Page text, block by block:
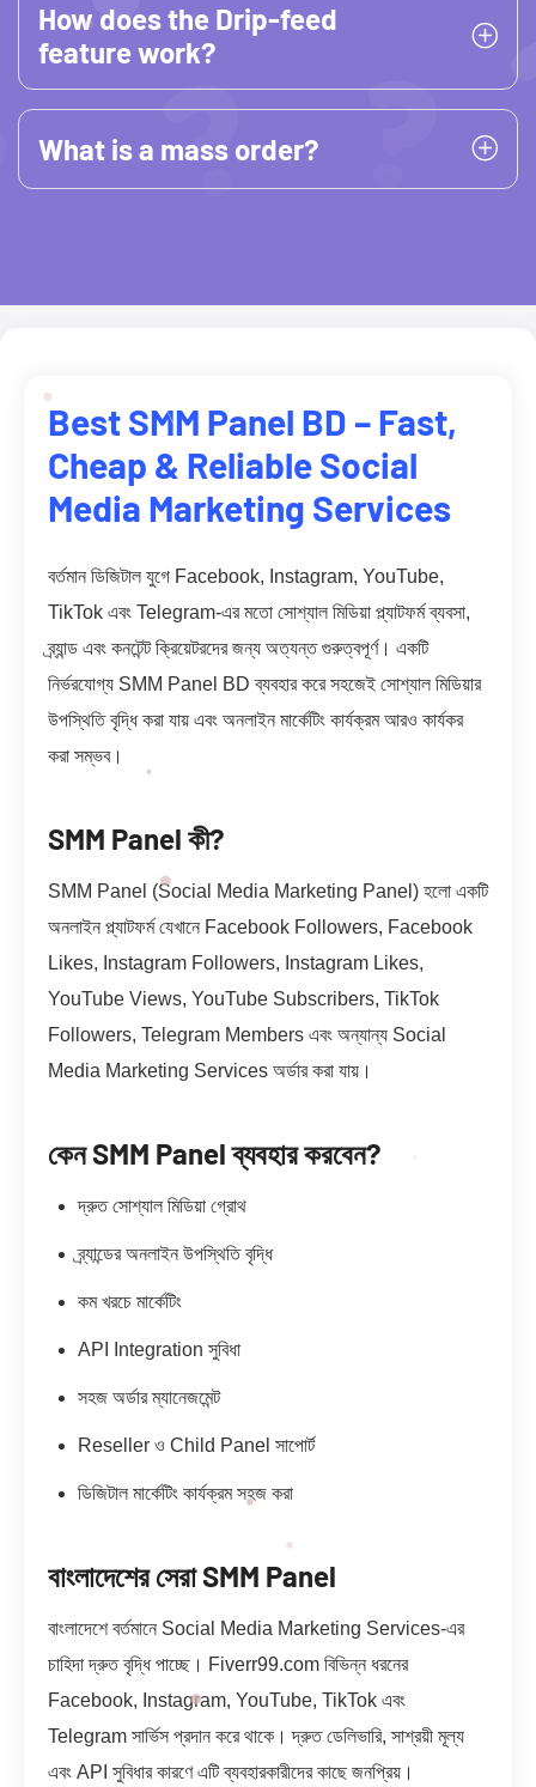
How does the Drip-feed
feature work?
What is a mass order?
Best SMM Panel BD – Fast,
Cheap & Reliable Social
Media Marketing Services
বর্তমান ডিজিটাল যুগে Facebook, Instagram, YouTube,
TikTok এবং Telegram-এর মতো সোশ্যাল মিডিয়া প্ল্যাটফর্ম ব্যবসা,
ব্র্যান্ড এবং কনটেন্ট ক্রিয়েটরদের জন্য অত্যন্ত গুরুত্বপূর্ণ। একটি
নির্ভরযোগ্য SMM Panel BD ব্যবহার করে সহজেই সোশ্যাল মিডিয়ার
উপস্থিতি বৃদ্ধি করা যায় এবং অনলাইন মার্কেটিং কার্যক্রম আরও কার্যকর
করা সম্ভব।
SMM Panel কী?
SMM Panel (Social Media Marketing Panel) হলো একটি
অনলাইন প্ল্যাটফর্ম যেখানে Facebook Followers, Facebook
Likes, Instagram Followers, Instagram Likes,
YouTube Views, YouTube Subscribers, TikTok
Followers, Telegram Members এবং অন্যান্য Social
Media Marketing Services অর্ডার করা যায়।
কেন SMM Panel ব্যবহার করবেন?
দ্রুত সোশ্যাল মিডিয়া গ্রোথ
ব্র্যান্ডের অনলাইন উপস্থিতি বৃদ্ধি
কম খরচে মার্কেটিং
API Integration সুবিধা
সহজ অর্ডার ম্যানেজমেন্ট
Reseller ও Child Panel সাপোর্ট
ডিজিটাল মার্কেটিং কার্যক্রম সহজ করা
বাংলাদেশের সেরা SMM Panel
বাংলাদেশে বর্তমানে Social Media Marketing Services-এর
চাহিদা দ্রুত বৃদ্ধি পাচ্ছে। Fiverr99.com বিভিন্ন ধরনের
Facebook, Instagram, YouTube, TikTok এবং
Telegram সার্ভিস প্রদান করে থাকে। দ্রুত ডেলিভারি, সাশ্রয়ী মূল্য
এবং API সুবিধার কারণে এটি ব্যবহারকারীদের কাছে জনপ্রিয়।